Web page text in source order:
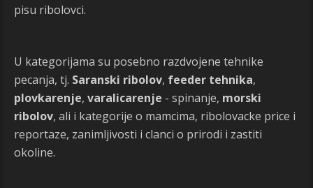
pisu ribolovci.
U kategorijama su posebno razdvojene tehnike
pecanja, tj. Saranski ribolov, feeder tehnika,
plovkarenje, varalicarenje - spinanje, morski
ribolov, ali i kategorije o mamcima, ribolovacke price i
reportaze, zanimljivosti i clanci o prirodi i zastiti
okoline.